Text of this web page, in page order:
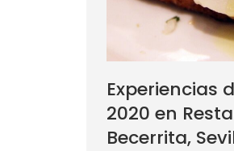
Experiencias
2020 en
Becerrita,